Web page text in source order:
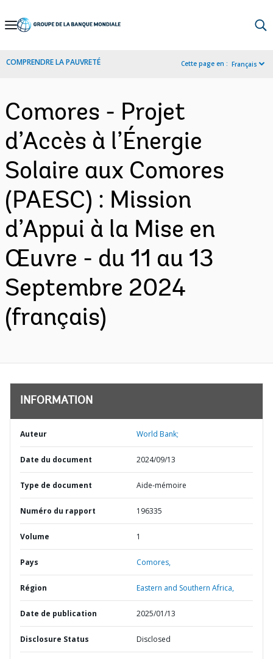
Skip
Navigation
COMPRENDRE LA PAUVRETÉ Cette page en : Français
Comores - Projet
d’Accès à l’Énergie
Solaire aux Comores
(PAESC) : Mission
d’Appui à la Mise en
Œuvre - du 11 au 13
Septembre 2024
(français)
INFORMATION
Auteur World Bank;
Date du document 2024/09/13
Type de document Aide-mémoire
Numéro du rapport 196335
Volume 1
Pays Comores,
Région Eastern and Southern Africa,
Date de publication 2025/01/13
Disclosure Status Disclosed